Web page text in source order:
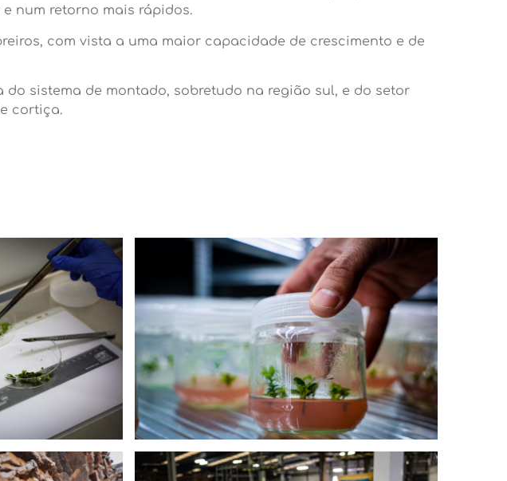
num retorno mais rápidos.
com vista a uma maior capacidade de crescimento e de
sistema de montado, sobretudo na região sul, e do setor
cortiça.